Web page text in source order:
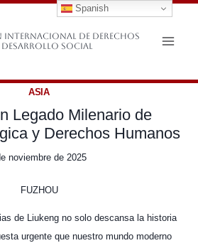
Internacional de Derechos
Desarrollo Social
ASIA
Legado Milenario de
y Derechos Humanos
noviembre de 2025
FUZHOU
de Liukeng no solo descansa la historia
urgente que nuestro mundo moderno
Spanish